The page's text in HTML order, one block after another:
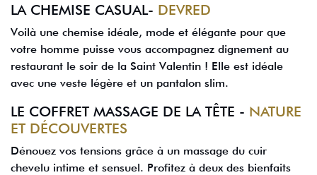
LA CHEMISE CASUAL- DEVRED
Voilà une chemise idéale, mode et élégante pour que
votre homme puisse vous accompagnez dignement au
restaurant le soir de la Saint Valentin ! Elle est idéale
avec une veste légère et un pantalon slim.
LE COFFRET MASSAGE DE LA TÊTE - NATURE
ET DÉCOUVERTES
Dénouez vos tensions grâce à un massage du cuir
chevelu intime et sensuel. Profitez à deux des bienfaits